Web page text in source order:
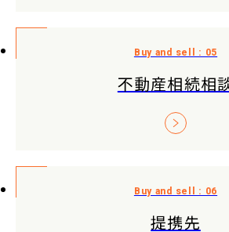
不動産相続相
提携先